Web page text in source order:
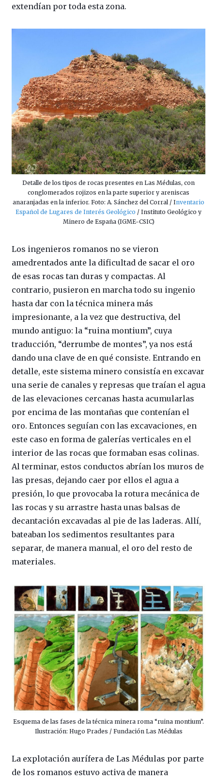
extendían por toda esta zona.
Detalle de los tipos de rocas presentes en Las Médulas, con
conglomerados rojizos en la parte superior y areniscas
anaranjadas en la inferior. Foto: A. Sánchez del Corral / Inventario
Español de Lugares de Interés Geológico / Instituto Geológico y
Minero de España (IGME-CSIC)
Los ingenieros romanos no se vieron
amedrentados ante la dificultad de sacar el oro
de esas rocas tan duras y compactas. Al
contrario, pusieron en marcha todo su ingenio
hasta dar con la técnica minera más
impresionante, a la vez que destructiva, del
mundo antiguo: la “ruina montium”, cuya
traducción, “derrumbe de montes”, ya nos está
dando una clave de en qué consiste. Entrando en
detalle, este sistema minero consistía en excavar
una serie de canales y represas que traían el agua
de las elevaciones cercanas hasta acumularlas
por encima de las montañas que contenían el
oro. Entonces seguían con las excavaciones, en
este caso en forma de galerías verticales en el
interior de las rocas que formaban esas colinas.
Al terminar, estos conductos abrían los muros de
las presas, dejando caer por ellos el agua a
presión, lo que provocaba la rotura mecánica de
las rocas y su arrastre hasta unas balsas de
decantación excavadas al pie de las laderas. Allí,
bateaban los sedimentos resultantes para
separar, de manera manual, el oro del resto de
materiales.
Esquema de las fases de la técnica minera roma “ruina montium”.
Ilustración: Hugo Prades / Fundación Las Médulas
La explotación aurífera de Las Médulas por parte
de los romanos estuvo activa de manera